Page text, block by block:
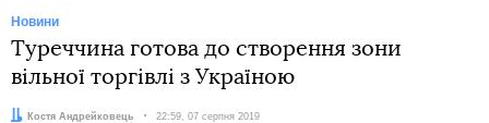
Новини
Туреччина готова до створення зони
вільної торгівлі з Україною
Автор:Костя Андрейковець Дата:
22:59, 07 серпня 2019